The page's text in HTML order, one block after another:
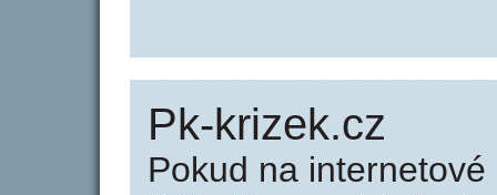
Pk-krizek.cz
Pokud na